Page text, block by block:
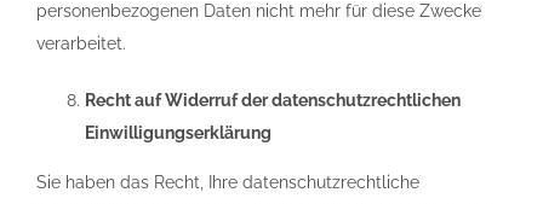
personenbezogenen Daten nicht mehr für diese Zwecke
verarbeitet.
Recht auf Widerruf der datenschutzrechtlichen
Einwilligungserklärung
Sie haben das Recht, Ihre datenschutzrechtliche